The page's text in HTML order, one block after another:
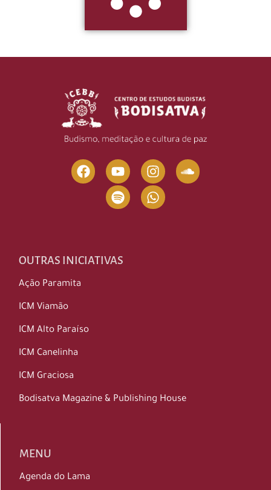
OUTRAS INICIATIVAS
Ação Paramita
ICM Viamão
ICM Alto Paraíso
ICM Canelinha
ICM Graciosa
Bodisatva Magazine & Publishing House
MENU
Agenda do Lama